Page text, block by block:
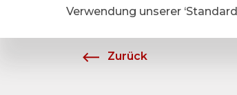
Zurück
Verwendung unserer